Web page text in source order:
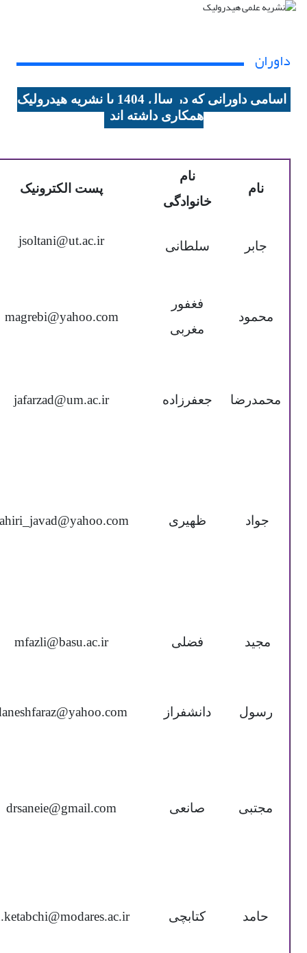
داوران
اسامی داورانی که در سال 1404 با نشریه هیدرولیک
همکاری داشته اند
نام
نام
خانوادگی
پست الکترونیک
جابر سلطانی jsoltani@ut.ac.ir
محمود
فغفور
مغربی
magrebi@yahoo.com
محمدرضا جعفرزاده jafarzad@um.ac.ir
جواد ظهیری
مجید فضلی mfazli@basu.ac.ir
رسول دانشفراز
مجتبی صانعی drsaneie@gmail.com
حامد کتابچی